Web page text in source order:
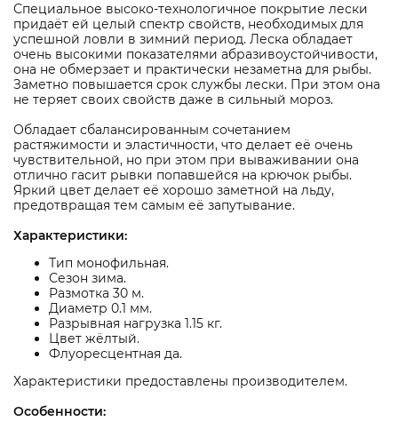
Специальное высоко-технологичное покрытие лески
придаёт ей целый спектр свойств, необходимых для
успешной ловли в зимний период. Леска обладает
очень высокими показателями абразивоустойчивости,
она не обмерзает и практически незаметна для рыбы.
Заметно повышается срок службы лески. При этом она
не теряет своих свойств даже в сильный мороз.
Обладает сбалансированным сочетанием
растяжимости и эластичности, что делает её очень
чувствительной, но при этом при вываживании она
отлично гасит рывки попавшейся на крючок рыбы.
Яркий цвет делает её хорошо заметной на льду,
предотвращая тем самым её запутывание.
Характеристики:
Тип монофильная.
Сезон зима.
Размотка 30 м.
Диаметр 0.1 мм.
Разрывная нагрузка 1.15 кг.
Цвет жёлтый.
Флуоресцентная да.
Характеристики предоставлены производителем.
Особенности: